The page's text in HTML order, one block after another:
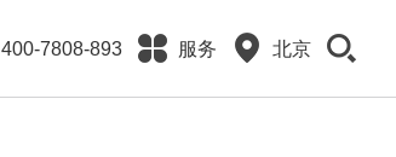
400-7808-893 服务 北京